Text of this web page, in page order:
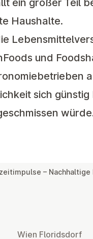
Haushalte.
und
sich
– Nachhaltige
Wien Flo­rids­dorf